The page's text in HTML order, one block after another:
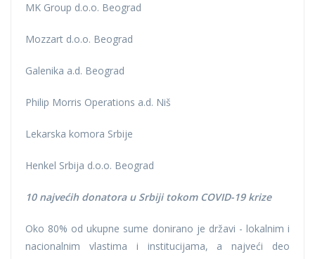
MK Group d.o.o. Beograd
Mozzart d.o.o. Beograd
Galenika a.d. Beograd
Philip Morris Operations a.d. Niš
Lekarska komora Srbije
Henkel Srbija d.o.o. Beograd
10 najvećih donatora u Srbiji tokom COVID-19 krize
Oko 80% od ukupne sume donirano je državi - lokalnim i
nacionalnim vlastima i institucijama, a najveći deo